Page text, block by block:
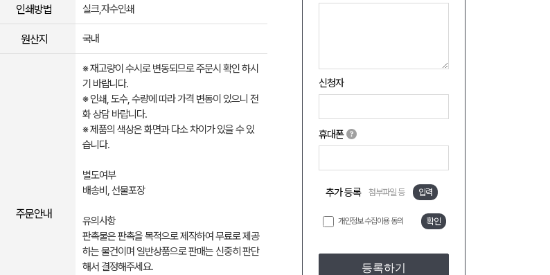
신청자
휴대폰
추가 등록 첨부파일 등 입력
개인정보 수집이용 동의 확인
등록하기
인쇄방법 실크,자수인쇄
원산지 국내
주문안내
※ 재고량이 수시로 변동되므로 주문시 확인 하시
기 바랍니다.
※ 인쇄, 도수, 수량에 따라 가격 변동이 있으니 전
화 상담 바랍니다.
※ 제품의 색상은 화면과 다소 차이가 있을 수 있
습니다.
별도여부
배송비, 선물포장
유의사항
판촉물은 판촉을 목적으로 제작하여 무료로 제공
하는 물건이며 일반상품으로 판매는 신중히 판단
해서 결정해주세요.